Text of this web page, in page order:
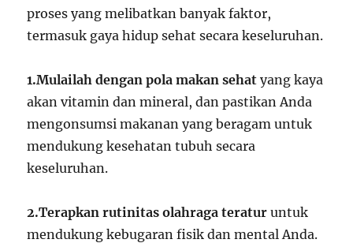
proses yang melibatkan banyak faktor,
termasuk gaya hidup sehat secara keseluruhan.
1.Mulailah dengan pola makan sehat yang kaya
akan vitamin dan mineral, dan pastikan Anda
mengonsumsi makanan yang beragam untuk
mendukung kesehatan tubuh secara
keseluruhan.
2.Terapkan rutinitas olahraga teratur untuk
mendukung kebugaran fisik dan mental Anda.